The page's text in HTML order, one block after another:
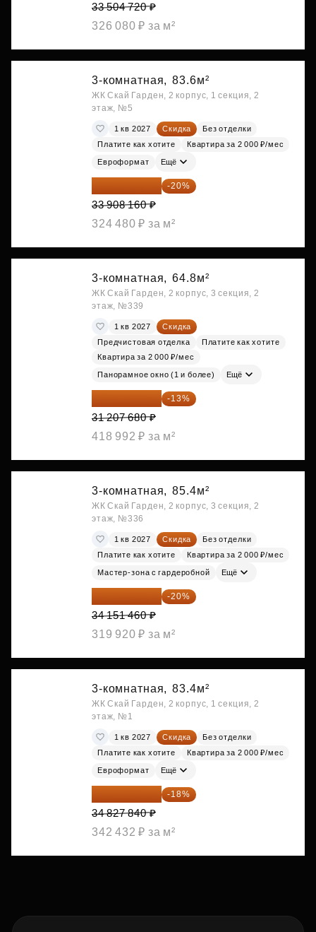
33 504 720 ₽
326 080 ₽ за м²
3-комнатная, 83.6м²
ЖК Скай Гарден, 2 корпус, 1 секция, 2
этаж, №5
1 кв 2027 Скидка
Без отделки
Платите как хотите
Квартира за 2 000 ₽/мес
Евроформат Ещё
27 126 528 ₽ -20%
33 908 160 ₽
324 480 ₽ за м²
3-комнатная, 64.8м²
ЖК Скай Гарден, 2 корпус, 3 секция, 2
этаж, №339
1 кв 2027
Скидка
Предчистовая отделка
Платите как хотите
Квартира за 2 000 ₽/мес
Панорамное окно (1 и более) Ещё
27 150 682 ₽ -13%
31 207 680 ₽
418 992 ₽ за м²
3-комнатная, 85.4м²
ЖК Скай Гарден, 2 корпус, 3 секция, 2
этаж, №336
1 кв 2027 Скидка
Без отделки
Платите как хотите
Квартира за 2 000 ₽/мес
Мастер-зона с гардеробной Ещё
27 321 168 ₽ -20%
34 151 460 ₽
319 920 ₽ за м²
3-комнатная, 83.4м²
ЖК Скай Гарден, 2 корпус, 1 секция, 2
этаж, №1
1 кв 2027 Скидка
Без отделки
Платите как хотите
Квартира за 2 000 ₽/мес
Евроформат Ещё
28 558 829 ₽ -18%
34 827 840 ₽
342 432 ₽ за м²